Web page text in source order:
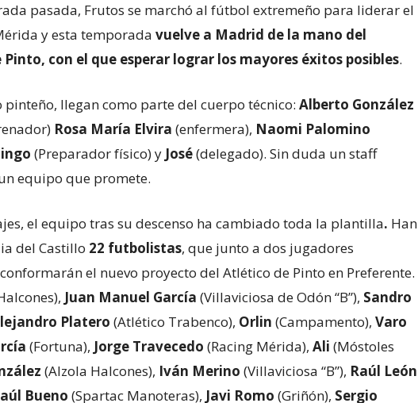
pasada, Frutos se marchó al fútbol extremeño para liderar el
y esta temporada vuelve a Madrid de la mano del
con el que esperar lograr los mayores éxitos posibles.
pinteño, llegan como parte del cuerpo técnico: Alberto González
Rosa María Elvira (enfermera), Naomi Palomino
(Preparador físico) y José(delegado). Sin duda un staff
equipo que promete.
el equipo tras su descenso ha cambiado toda la plantilla. Han
del Castillo 22 futbolistas, que junto a dos jugadores
el nuevo proyecto del Atlético de Pinto en Preferente.
Juan Manuel García (Villaviciosa de Odón “B”), Sandro
Platero (Atlético Trabenco), Orlin (Campamento), Varo
(Fortuna), Jorge Travecedo (Racing Mérida), Ali (Móstoles
(Alzola Halcones), Iván Merino (Villaviciosa “B”), Raúl León
Bueno (Spartac Manoteras), Javi Romo (Griñón), Sergio